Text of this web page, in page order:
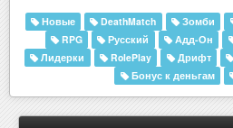
Новые DeathMatch Зомби
RPG
Русский Адд-Он
Лидерки
RolePlay Дрифт
Бонус к деньгам